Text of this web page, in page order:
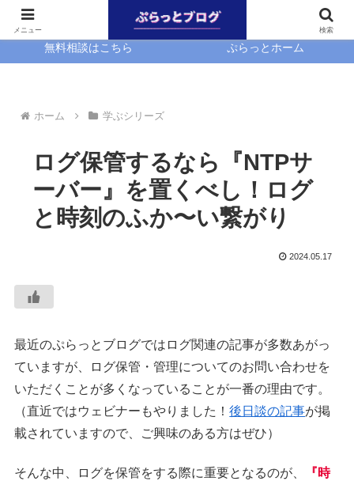
無料相談はこちら ぷらっとホーム
ホーム 学ぶシリーズ
ログ保管するなら『NTPサ
ーバー』を置くべし！ログ
と時刻のふか〜い繋がり
2024.05.17
最近のぷらっとブログではログ関連の記事が多数あがっ
ていますが、ログ保管・管理についてのお問い合わせを
いただくことが多くなっていることが一番の理由です。
（直近ではウェビナーもやりました！後日談の記事が掲
載されていますので、ご興味のある方はぜひ）
そんな中、ログを保管をする際に重要となるのが、
『時
メニュー 検索